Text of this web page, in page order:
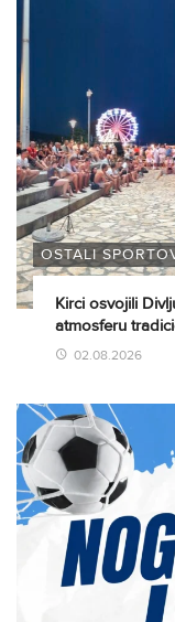
OSTALI
Kirci osvojili
atmosferu
02.08.2026